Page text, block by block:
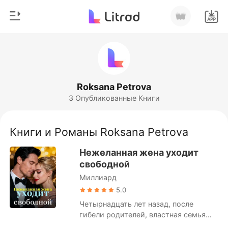
Пополнить
Скачать приложение
Оборотни
Рассказы
Миллиард
Рейтинг
Roksana Petrova
3 Опубликованные Книги
Книги и Романы Roksana Petrova
Нежеланная жена уходит
свободной
Миллиард
5.0
Четырнадцать лет назад, после
гибели родителей, властная семья